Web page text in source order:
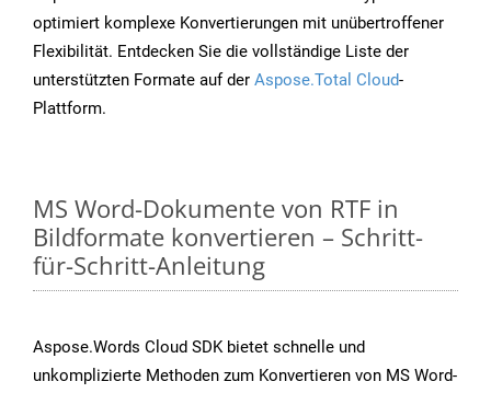
optimiert komplexe Konvertierungen mit unübertroffener
Flexibilität. Entdecken Sie die vollständige Liste der
unterstützten Formate auf der Aspose.Total Cloud-
Plattform.
MS Word-Dokumente von RTF in
Bildformate konvertieren – Schritt-
für-Schritt-Anleitung
Aspose.Words Cloud SDK bietet schnelle und
unkomplizierte Methoden zum Konvertieren von MS Word-